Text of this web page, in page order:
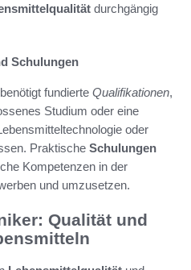
durchgängig
Schulungen
benötigt fundierte Qualifikationen,
Studium oder eine
oder
Praktische Schulungen
Kompetenzen in der
und umzusetzen.
Qualität und